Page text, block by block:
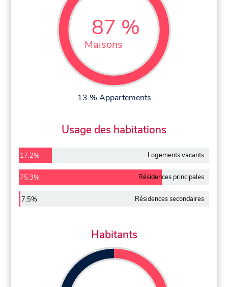
87 %
Maisons
13 % Appartements
Usage des habitations
17,2% Logements vacants
75,3% Résidences principales
7,5% Résidences secondaires
Habitants